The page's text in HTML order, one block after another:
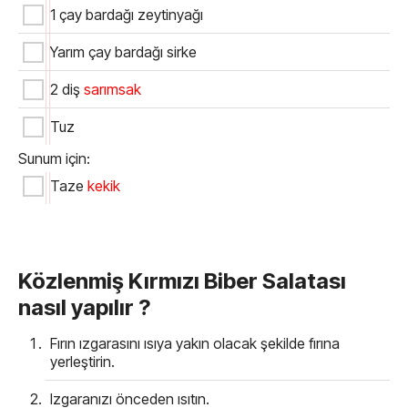
1 çay bardağı zeytinyağı
Yarım çay bardağı sirke
2 diş sarımsak
Tuz
Sunum için:
Taze kekik
Közlenmiş Kırmızı Biber Salatası
nasıl yapılır ?
Fırın ızgarasını ısıya yakın olacak şekilde fırına
yerleştirin.
Izgaranızı önceden ısıtın.